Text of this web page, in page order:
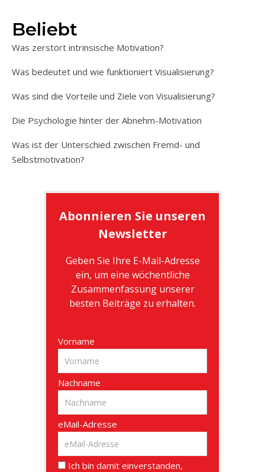
Beliebt
Was zerstört intrinsische Motivation?
Was bedeutet und wie funktioniert Visualisierung?
Was sind die Vorteile und Ziele von Visualisierung?
Die Psychologie hinter der Abnehm-Motivation
Was ist der Unterschied zwischen Fremd- und
Selbstmotivation?
Abonnieren Sie unseren
Newsletter
Geben Sie Ihre E-Mail-Adresse
ein, um eine wöchentliche
Zusammenfassung unserer
besten Beiträge zu erhalten.
Vorname
Nachname
eMail-Adresse
Ich bin damit einverstanden,